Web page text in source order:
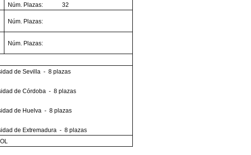
Núm. Plazas: 32
Núm. Plazas:
Núm. Plazas:
de Sevilla - 8 plazas
de Córdoba - 8 plazas
de Huelva - 8 plazas
de Extremadura - 8 plazas